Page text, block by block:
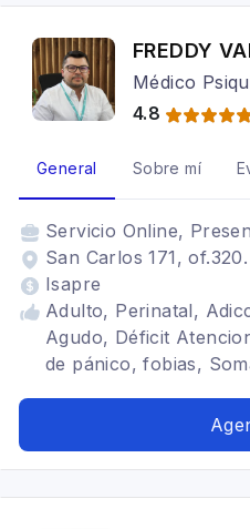
FREDDY
Médico
4.8
General Sobre mí
Servicio Online,
San Carlos 171,
Isapre
Adulto, Perinatal,
Agudo, Déficit
de pánico, fobias,